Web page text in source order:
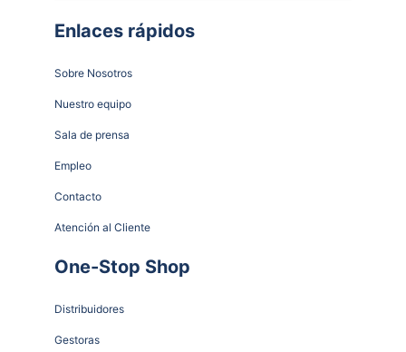
Enlaces rápidos
Sobre Nosotros
Nuestro equipo
Sala de prensa
Empleo
Contacto
Atención al Cliente
One-Stop Shop
Distribuidores
Gestoras